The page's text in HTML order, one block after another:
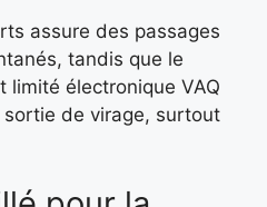
assure des passages
tandis que le
limité électronique VAQ
de virage, surtout